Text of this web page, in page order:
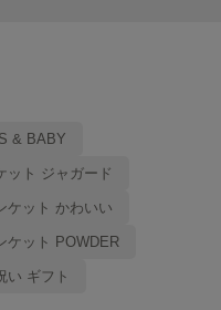
& BABY
ット ジャガード
ケット かわいい
ケット POWDER
い ギフト